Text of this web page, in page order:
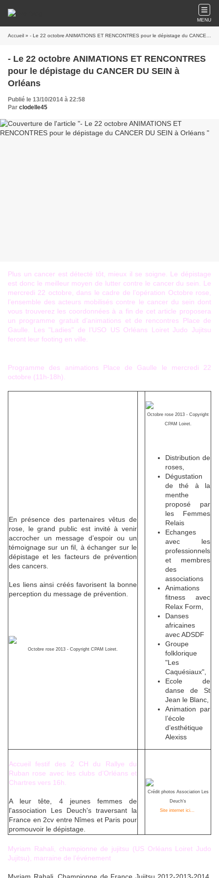
MENU
Accueil » - Le 22 octobre ANIMATIONS ET RENCONTRES pour le dépistage du CANCER DU SEIN à Orléans
- Le 22 octobre ANIMATIONS ET RENCONTRES
pour le dépistage du CANCER DU SEIN à
Orléans
Publié le 13/10/2014 à 22:58
Par clodelle45
Plus un cancer est détecté tôt, mieux il se soigne. Le dépistage
est donc le meilleur moyen de lutter contre le cancer du sein. Le
mercredi 22 octobre, dans le cadre de l’opération Octobre rose,
l’ensemble des acteurs mobilisés contre le cancer du sein dont
vous trouverez les coordonnées à a fin de cet article proposera
un programme gratuit d’animations et de rencontres Place de
Gaulle. Les "Ladies" de l’USO US Orléans Loiret Judo Jujitsu
feront leur footing en ville.
Programme des animations Place de Gaulle le mercredi 22
octobre (11h-18h).
En présence des partenaires vêtus de
rose, le grand public est invité à venir
accrocher un message d’espoir ou un
témoignage sur un fil, à échanger sur le
dépistage et les facteurs de prévention
des cancers.
Les liens ainsi créés favorisent la bonne
perception du message de prévention.
Octobre rose 2013 - Copyright CPAM Loiret.
Octobre rose 2013 - Copyright
CPAM Loiret.
Distribution de
roses,
Dégustation
de thé à la
menthe
proposé par
les Femmes
Relais
Echanges
avec les
professionnels
et membres
des
associations
Animations
fitness avec
Relax Form,
Danses
africaines
avec ADSDF
Groupe
folklorique
"Les
Caquésiaux",
Ecole de
danse de St
Jean le Blanc,
Animation par
l’école
d’esthétique
Alexiss
Accueil festif des 2 CH du Rallye du
Ruban rose avec les clubs d’Orléans et
Chartres vers 16h.
A leur tête, 4 jeunes femmes de
l'association Les Deuch's traversant la
France en 2cv entre Nîmes et Paris pour
promouvoir le dépistage.
Crédit photos Association Les
Deuch's
Site internet ici...
Myriam Rahali, championne de jujitsu (US Orléans Loiret Judo
Jujitsu), marraine de l’événement